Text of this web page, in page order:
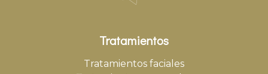
Tratamientos
Tratamientos faciales